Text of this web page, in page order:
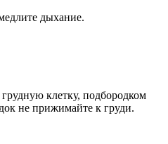
дыхание.
клетку, подбородком
не прижимайте к груди.